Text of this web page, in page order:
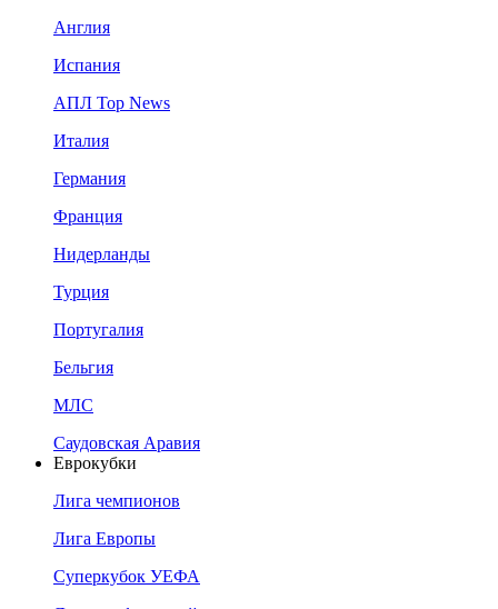
Англия
Испания
АПЛ Top News
Италия
Германия
Франция
Нидерланды
Турция
Португалия
Бельгия
МЛС
Саудовская Аравия
Еврокубки
Лига чемпионов
Лига Европы
Суперкубок УЕФА